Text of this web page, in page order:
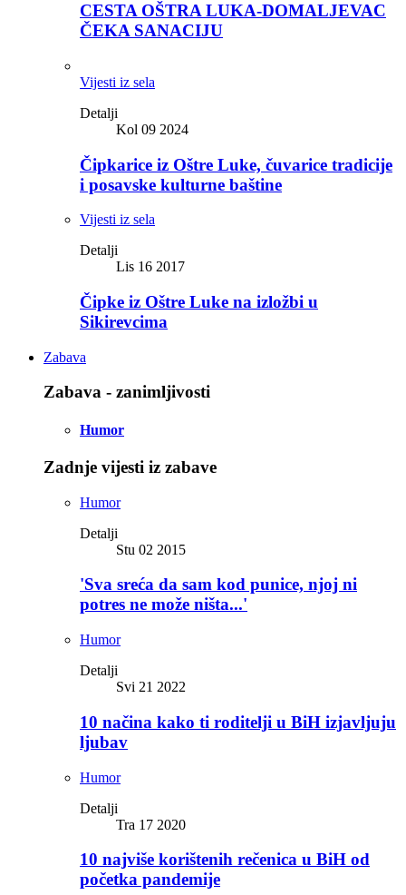
CESTA OŠTRA LUKA-DOMALJEVAC
ČEKA SANACIJU
Vijesti iz sela
Detalji
Kol 09 2024
Čipkarice iz Oštre Luke, čuvarice tradicije
i posavske kulturne baštine
Vijesti iz sela
Detalji
Lis 16 2017
Čipke iz Oštre Luke na izložbi u
Sikirevcima
Zabava
Zabava - zanimljivosti
Humor
Zadnje vijesti iz zabave
Humor
Detalji
Stu 02 2015
'Sva sreća da sam kod punice, njoj ni
potres ne može ništa...'
Humor
Detalji
Svi 21 2022
10 načina kako ti roditelji u BiH izjavljuju
ljubav
Humor
Detalji
Tra 17 2020
10 najviše korištenih rečenica u BiH od
početka pandemije